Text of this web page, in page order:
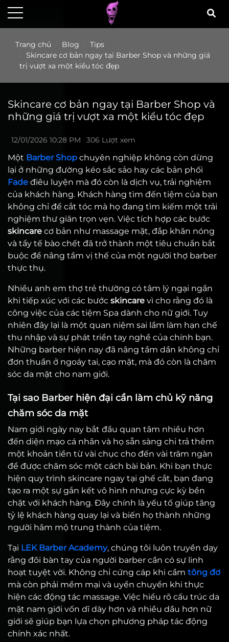
Trang chủ Blog
Tips
Skincare cơ bản ngay tại Barber Shop và những giá
trị vượt xa một kiểu tóc đẹp
Skincare cơ bản ngay tại Barber Shop và
những giá trị vượt xa một kiểu tóc đẹp
12/01/2026 10:28 PM 306 Lượt xem
Một Barber Shop chuyên nghiệp không còn dừng
lại ở những đường kéo sắc sảo hay các bản phối
Fade điêu luyện mà đó còn là dịch vụ, trải nghiệm
của khách hàng. Khách hàng tìm đến tiệm của bạn
không chỉ để cắt tóc mà họ đang tìm kiếm một trải
nghiệm thư giãn trọn vẹn. Việc tích hợp các bước
skincare cơ bản như massage mặt, đắp khăn nóng
và tẩy tế bào chết đã trở thành một tiêu chuẩn bắt
buộc để nâng tầm vị thế của một người thợ barber
thực thụ.
Nhiều anh em thợ trẻ thường có tâm lý ngại ngần
khi tiếp xúc với các bước skincare vì cho rằng đó là
công việc của các tiệm Spa dành cho nữ giới. Tuy
nhiên đây lại là một quan niệm sai lầm làm hạn chế
thu nhập và sự phát triển tay nghề của chính bạn.
Những barber hiện nay đã nâng tầm dần không chỉ
đơn thuần ở ngoáy tai, cạo mặt, mà đó còn là chăm
sóc da mặt cho nam giới.
Tại sao Barber hiện đại cần làm chủ kỹ năng
chăm sóc da mặt
Nam giới ngày nay bắt đầu quan tâm nhiều hơn
đến diện mạo cá nhân và họ sẵn sàng chi trả thêm
một khoản tiền từ vài chục cho đến vài trăm ngàn
để được chăm sóc một cách bài bản. Khi bạn thực
hiện quy trình skincare ngay tại ghế cắt, bạn đang
tạo ra một sự gắn kết vô hình nhưng cực kỳ bền
chặt với khách hàng. Đây chính là yếu tố giúp tăng
tỷ lệ khách hàng quay lại và biến họ thành những
người hâm mộ trung thành của tiệm.
Tại LEK Barber Academy, chúng tôi luôn truyền dạy
rằng đôi bàn tay của người barber cần có sự linh
hoạt tuyệt vời. Không chỉ cứng cáp khi cầm tông đơ
mà còn phải mềm mại và uyển chuyển khi thực
hiện các động tác massage. Việc hiểu rõ cấu trúc da
mặt nam giới vốn dĩ dày hơn và nhiều dầu hơn nữ
giới sẽ giúp bạn lựa chọn phương pháp tác động
chính xác nhất.